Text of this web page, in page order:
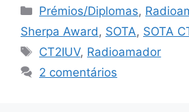
Categorias
Prémios/Diplomas,
Sherpa Award , SOTA, SOTA
Etiquetas
CT2IUV, Radioamador
2 comentários